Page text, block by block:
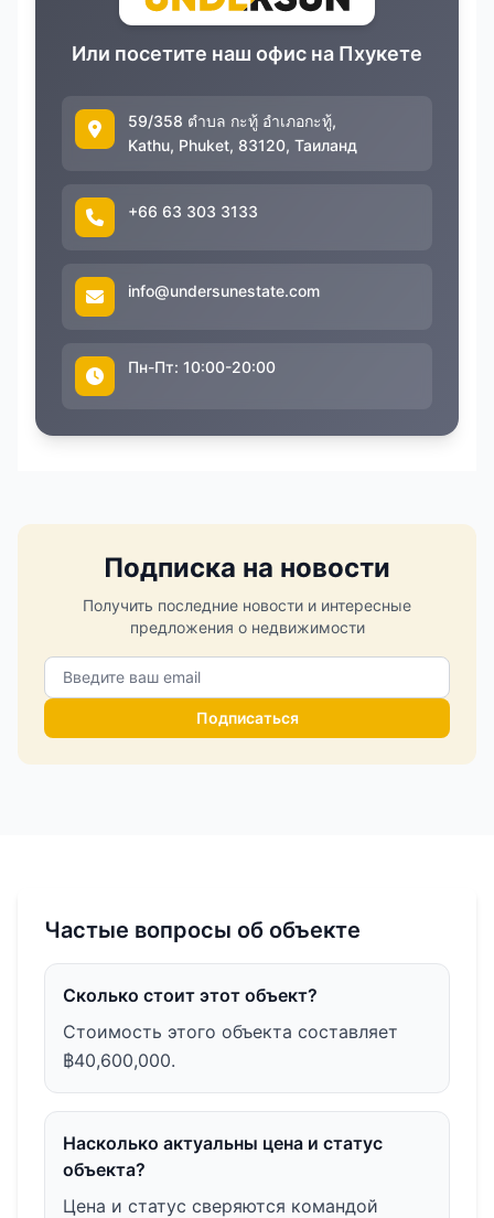
Или посетите наш офис на Пхукете
59/358 ตำบล กะทู้ อำเภอกะทู้,
Kathu, Phuket, 83120, Таиланд
+66 63 303 3133
info@undersunestate.com
Пн-Пт: 10:00-20:00
Подписка на новости
Получить последние новости и интересные
предложения о недвижимости
Подписаться
Частые вопросы об объекте
Сколько стоит этот объект?
Стоимость этого объекта составляет
฿40,600,000.
Насколько актуальны цена и статус
объекта?
Цена и статус сверяются командой